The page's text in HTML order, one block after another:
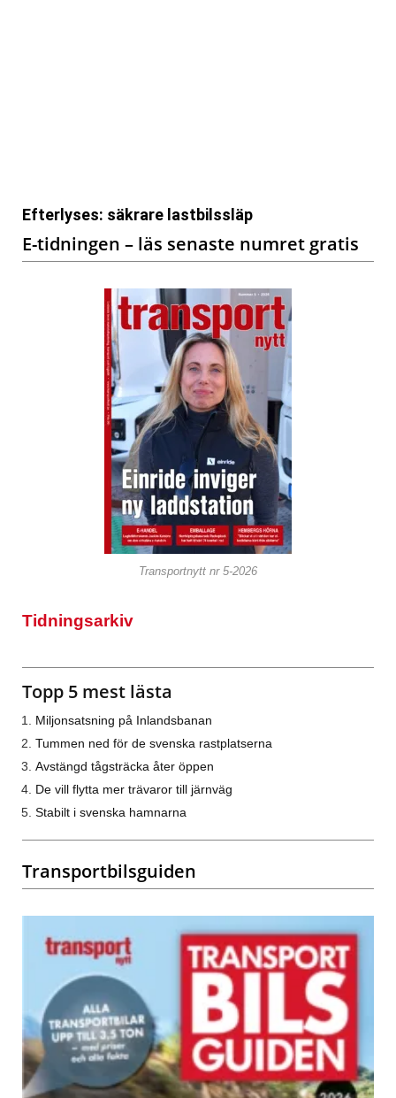
Efterlyses: säkrare lastbilssläp
E-tidningen – läs senaste numret gratis
Transportnytt nr 5-2026
Tidningsarkiv
Topp 5 mest lästa
Miljonsatsning på Inlandsbanan
Tummen ned för de svenska rastplatserna
Avstängd tågsträcka åter öppen
De vill flytta mer trävaror till järnväg
Stabilt i svenska hamnarna
Transportbilsguiden